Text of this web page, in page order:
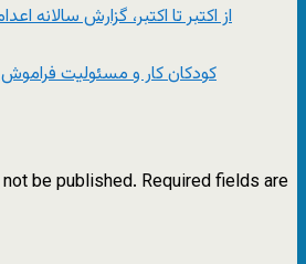
از اکتبر تا اکتبر، گزارش سالانه
کودکان کار و مسئولیت
be published. Required fields are